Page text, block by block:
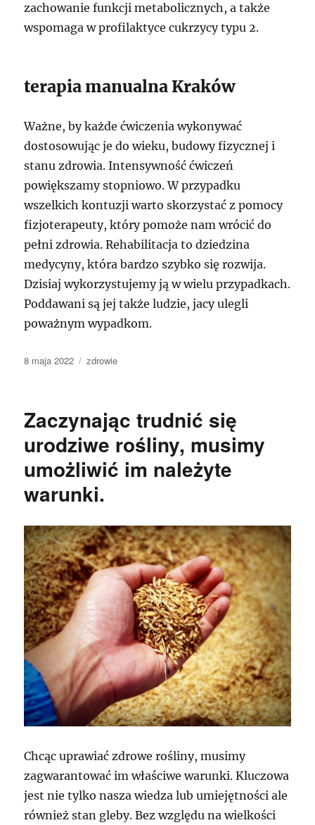
zachowanie funkcji metabolicznych, a także
wspomaga w profilaktyce cukrzycy typu 2.
terapia manualna Kraków
Ważne, by każde ćwiczenia wykonywać
dostosowując je do wieku, budowy fizycznej i
stanu zdrowia. Intensywność ćwiczeń
powiększamy stopniowo. W przypadku
wszelkich kontuzji warto skorzystać z pomocy
fizjoterapeuty, który pomoże nam wrócić do
pełni zdrowia. Rehabilitacja to dziedzina
medycyny, która bardzo szybko się rozwija.
Dzisiaj wykorzystujemy ją w wielu przypadkach.
Poddawani są jej także ludzie, jacy ulegli
poważnym wypadkom.
Data
8 maja 2022 Kategorie
zdrowie
Zaczynając trudnić się
urodziwe rośliny, musimy
umożliwić im należyte
warunki.
Chcąc uprawiać zdrowe rośliny, musimy
zagwarantować im właściwe warunki. Kluczowa
jest nie tylko nasza wiedza lub umiejętności ale
również stan gleby. Bez względu na wielkości